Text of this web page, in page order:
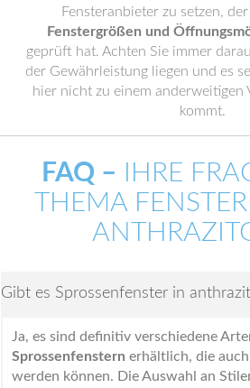
Fensteranbieter zu setzen,
Fenstergrößen und
geprüft hat. Achten Sie immer
der Gewährleistung liegen und es
hier nicht zu einem anderweitigen
kommt.
FAQ – IHRE
THEMA
Gibt es Sprossenfenster in
Ja, es sind definitiv verschiedene
Sprossenfenstern erhältlich, die
werden können. Die Auswahl an